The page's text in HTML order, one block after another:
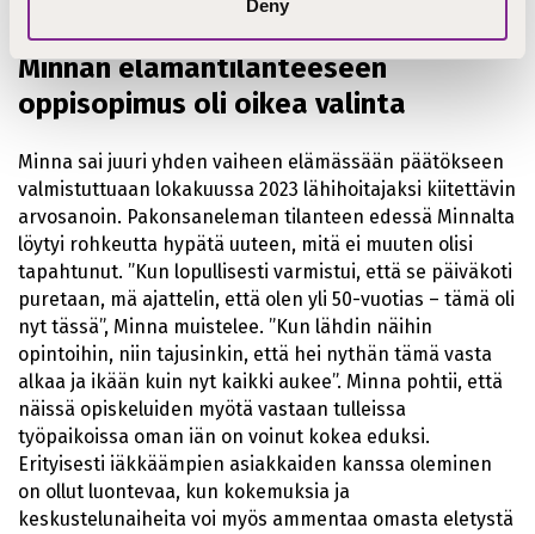
Deny
Minnan elämäntilanteeseen
oppisopimus oli oikea valinta
Minna sai juuri yhden vaiheen elämässään päätökseen
valmistuttuaan lokakuussa 2023 lähihoitajaksi kiitettävin
arvosanoin. Pakonsaneleman tilanteen edessä Minnalta
löytyi rohkeutta hypätä uuteen, mitä ei muuten olisi
tapahtunut. ”Kun lopullisesti varmistui, että se päiväkoti
puretaan, mä ajattelin, että olen yli 50-vuotias – tämä oli
nyt tässä”, Minna muistelee. ”Kun lähdin näihin
opintoihin, niin tajusinkin, että hei nythän tämä vasta
alkaa ja ikään kuin nyt kaikki aukee”. Minna pohtii, että
näissä opiskeluiden myötä vastaan tulleissa
työpaikoissa oman iän on voinut kokea eduksi.
Erityisesti iäkkäämpien asiakkaiden kanssa oleminen
on ollut luontevaa, kun kokemuksia ja
keskustelunaiheita voi myös ammentaa omasta eletystä